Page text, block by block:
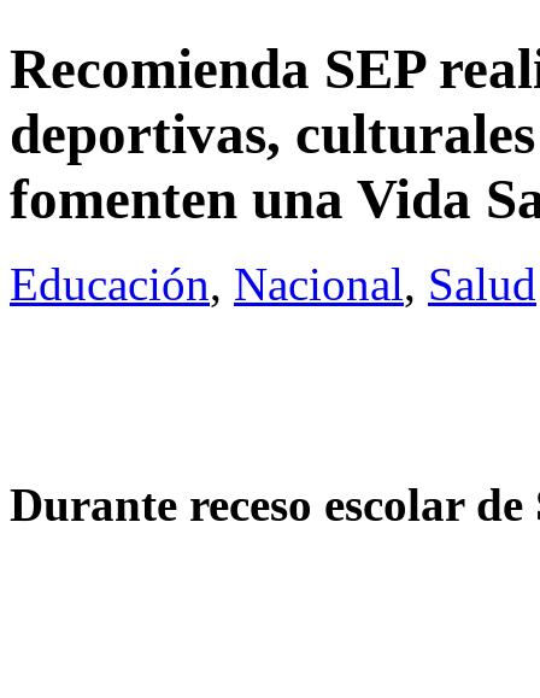
Recomienda SEP
deportivas,
fomenten una Vida
Educación, Nacional, Salud
Durante receso escolar de